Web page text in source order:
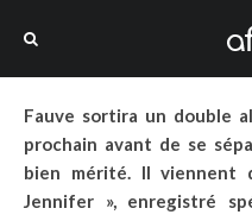
Fauve sortira un double
prochain avant de se
bien mérité. Il
Jennifer », enregistré